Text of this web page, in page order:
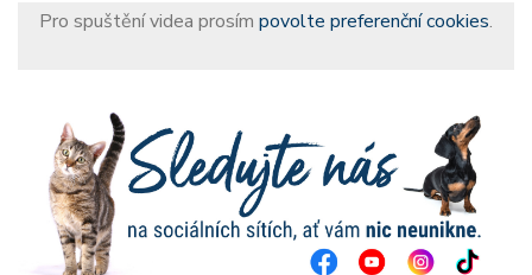
Pro spuštění videa prosím povolte preferenční cookies.